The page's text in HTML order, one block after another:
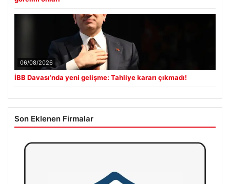
06/08/2026
İBB Davası’nda yeni gelişme: Tahliye kararı çıkmadı!
Son Eklenen Firmalar